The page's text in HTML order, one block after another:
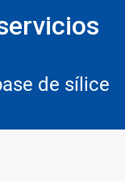
de sílice